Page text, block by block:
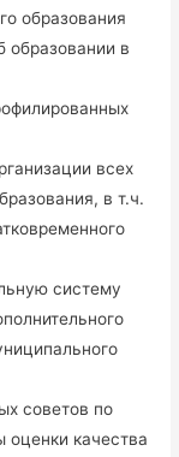
образования
образовании в
всех
в т.ч.
систему
советов по
оценки качества